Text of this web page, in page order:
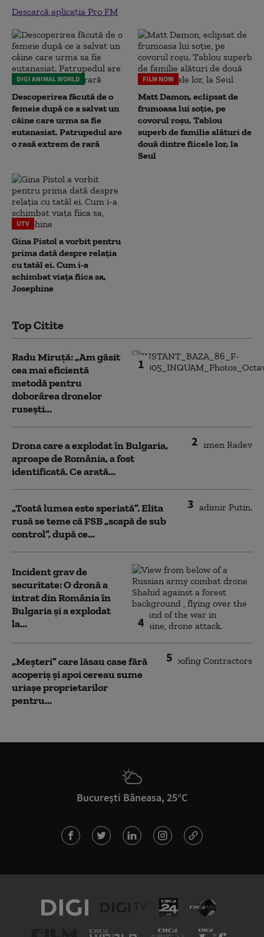
Descarcă aplicația Pro FM
DIGI ANIMAL WORLD
Descoperirea făcută de o
femeie după ce a salvat un
câine care urma sa fie
eutanasiat. Patrupedul are
o rasă extrem de rară
FILM NOW
Matt Damon, eclipsat de
frumoasa lui soție, pe
covorul roșu. Tablou
superb de familie alături de
două dintre fiicele lor, la
Seul
UTV
Gina Pistol a vorbit pentru
prima dată despre relația
cu tatăl ei. Cum i-a
schimbat viața fiica sa,
Josephine
Top Citite
1
Radu Miruță: „Am găsit
cea mai eficientă
metodă pentru
doborârea dronelor
rusești...
2
Drona care a explodat în Bulgaria,
aproape de România, a fost
identificată. Ce arată...
3
„Toată lumea este speriată”. Elita
rusă se teme că FSB „scapă de sub
control”, după ce...
4
Incident grav de
securitate: O dronă a
intrat din România în
Bulgaria şi a explodat
la...
5
„Meșteri” care lăsau case fără
acoperiș și apoi cereau sume
uriașe proprietarilor
pentru...
București Băneasa, 25°C